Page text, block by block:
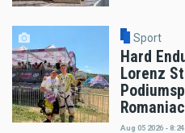
Sport
Hard
Lorenz
Aug 05 2026 -